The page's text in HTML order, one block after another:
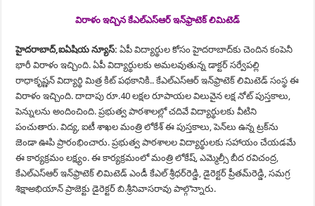
విరాళం ఇచ్చిన కేఎల్‌ఎస్‌ఆర్‌ ఇన్‌ఫ్రాటెక్‌ లిమిటెడ్‌
హైదరాబాద్,ఐఏషియ న్యూస్:ఏపీ విద్యార్థుల కోసం హైదరాబాద్‌కు చెందిన కంపెనీ
భారీ విరాళం ఇచ్చింది. ఏపీ విద్యార్థులకు అమలవుతున్న డాక్టర్‌ సర్వేపల్లి
రాధాకృష్ణన్‌ విద్యార్థి మిత్ర కిట్‌ పథకానికి.. కేఎల్‌ఎస్‌ఆర్‌ ఇన్‌ఫ్రాటెక్‌ లిమిటెడ్‌ సంస్థ ఈ
విరాళం ఇచ్చింది. దాదాపు రూ.40 లక్షల రూపాయల విలువైన లక్ష నోట్‌ పుస్తకాలు,
పెన్నులను అందించింది. ప్రభుత్వ పాఠశాలల్లో చదివే విద్యార్థులకు వీటిని
పంచుతారు. విద్య, ఐటీ శాఖల మంత్రి లోకేశ్‌ ఈ పుస్తకాలు, పెన్‌లు ఉన్న ట్రక్‌ను
జెండా ఊపి ప్రారంభించారు. ప్రభుత్వ పాఠశాలల విద్యార్థులకు సహాయం చేయడమే
ఈ కార్యక్రమం లక్ష్యం. ఈ కార్యక్రమంలో మంత్రి లోకేష్, ఎమ్మెల్సీ బీద రవిచంద్ర,
కేఎల్‌ఎస్‌ఆర్‌ ఇన్‌ఫ్రాటెక్‌ లిమిటెడ్‌ ఎండీ కేఎల్‌ శ్రీధర్‌రెడ్డి, డైరెక్టర్‌ ప్రీతమ్‌రెడ్డి, సమగ్ర
శిక్షాఅభియాన్‌ ప్రాజెక్టు డైరెక్టర్‌ బి.శ్రీనివాసరావు పాల్గొన్నారు.